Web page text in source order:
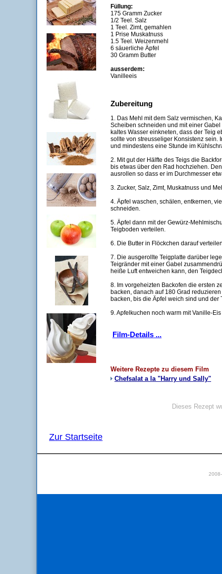
Füllung:
175 Gramm Zucker
1/2 Teel. Salz
1 Teel. Zimt, gemahlen
1 Prise Muskatnuss
1.5 Teel. Weizenmehl
6 säuerliche Äpfel
30 Gramm Butter
ausserdem:
Vanilleeis
Zubereitung
1. Das Mehl mit dem Salz vermischen,
Scheiben schneiden und mit einer
kaltes Wasser einkneten, dass der Teig
sollte von streusseliger Konsistenz sein.
und mindestens eine Stunde im
2. Mit gut der Hälfte des Teigs die
bis etwas über den Rad hochziehen.
ausrollen so dass er im Durchmesser
3. Zucker, Salz, Zimt, Muskatnuss und
4. Äpfel waschen, schälen, entkernen,
schneiden.
5. Äpfel dann mit der Gewürz-
Teigboden verteilen.
6. Die Butter in Flöckchen darauf
7. Die ausgerollte Teigplatte darüber
Teigränder mit einer Gabel
heiße Luft entweichen kann, den
8. Im vorgeheizten Backofen die ersten
backen, danach auf 180 Grad
backen, bis die Äpfel weich sind und der
9. Apfelkuchen noch warm mit Vanille-
Film-Details ...
Weitere Rezepte zu diesem Film
Chefsalat a la "Harry und Sally"
Dieses Rezept
Zur Startseite